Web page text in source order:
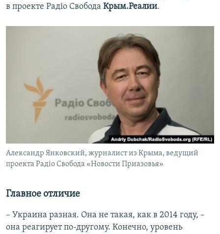
в проекте Радіо Свобода Крым.Реалии.
Александр Янковский, журналист из Крыма, ведущий
проекта Радіо Свобода «Новости Приазовья»
Главное отличие
– Украина разная. Она не такая, как в 2014 году, –
она реагирует по-другому. Конечно, уровень